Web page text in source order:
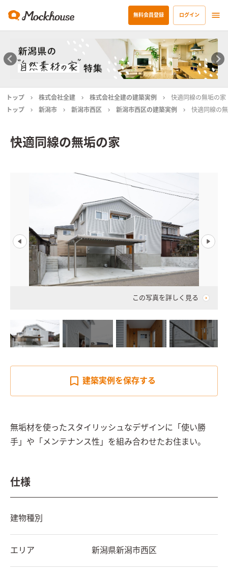
無料会員登録 ログイン
トップ 株式会社全建 株式会社全建の建築実例
快適同線の無垢の家
トップ
新潟市 新潟市西区 新潟市西区の建築実例 快適同線の
快適同線の無垢の家
この写真を詳しく見る
建築実例を保存する
無垢材を使ったスタイリッシュなデザインに「使い勝
手」や「メンテナンス性」を組み合わせたお住まい。
仕様
建物種別
エリア 新潟県新潟市西区